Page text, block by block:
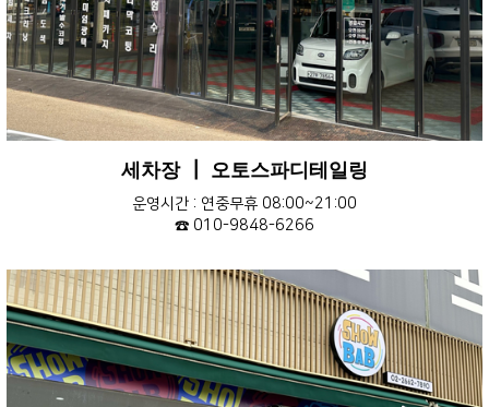
세차장 ┃ 오토스파디테일링
운영시간 : 연중무휴 08:00~21:00
☎ 010-9848-6266